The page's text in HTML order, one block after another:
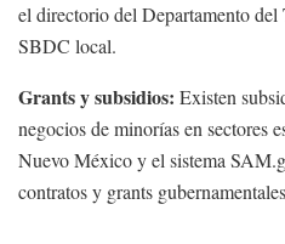
el directorio del Departamento
SBDC local.
Grants y subsidios: Existen
negocios de minorías en sectores
Nuevo México y el sistema
contratos y grants